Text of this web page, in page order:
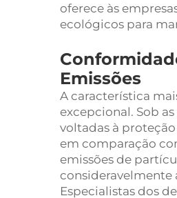
oferece às
ecológicos para
Emissões
A característica
excepcional. Sob
voltadas à
em comparação
emissões de
consideravelmente
Especialistas dos